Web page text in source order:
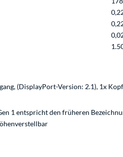
(DisplayPort-Version: 2.1), 1x
1 entspricht den früheren